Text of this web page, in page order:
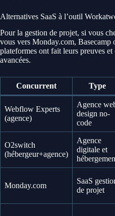
Alternatives SaaS à l’outil
Pour la gestion de projet, si vous
vous vers Monday.com,
plateformes ont fait leurs preuves
avancées.
Concurrent Type
Webflow Experts
(agence)
Agence
design no-
code
O2switch
(hébergeur+agence)
Agence
digitale et
Monday.com
SaaS
de projet